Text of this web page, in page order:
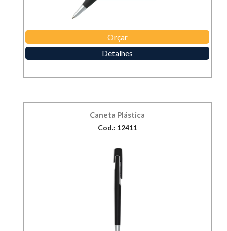
Orçar
Detalhes
Caneta Plástica
Cod.: 12411